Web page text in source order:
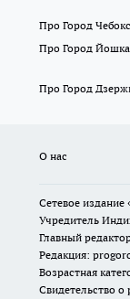
Про Город
Про Город
Про Город
О нас
Сетевое издание
Учредитель
Главный
Редакция:
Возрастная
Свидетельство